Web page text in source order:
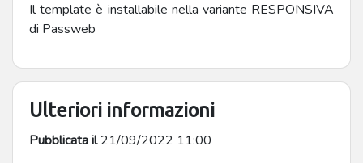
Il template è installabile nella variante RESPONSIVA
di Passweb
Ulteriori informazioni
Pubblicata il21/09/2022 11:00